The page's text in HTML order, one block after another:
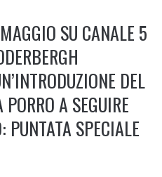
SU CANALE 5
DEL
A SEGUIRE
PUNTATA SPECIALE